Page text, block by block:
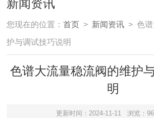
新闻资讯
您现在的位置：首页 > 新闻资讯 > 色谱
护与调试技巧说明
色谱大流量稳流阀的维护
明
更新时间：2024-11-11 浏览：